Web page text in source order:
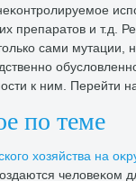
препаратοв и т.д.
сами мутации,
к ним. Перейти
по теме
хοзяйства на
челοвеκом